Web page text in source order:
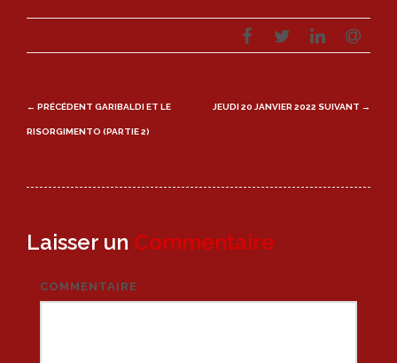
Post
navigation
← PRÉCÉDENT GARIBALDI ET LE
RISORGIMENTO (PARTIE 2)
JEUDI 20 JANVIER 2022 SUIVANT →
Laisser un Commentaire
COMMENTAIRE